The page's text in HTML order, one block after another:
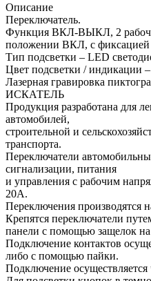
Описание
Переключатель.
Функция ВКЛ-ВЫКЛ, 2
положении ВКЛ, с
Тип подсветки – LED
Цвет подсветки /
Лазерная гравировка
ИСКАТЕЛЬ
Продукция разработана для
автомобилей,
строительной и
транспорта.
Переключатели
сигнализации, питания
и управления с рабочим
20А.
Переключения производятся
Крепятся переключатели
панели с помощью защелок на
Подключение контактов
либо с помощью пайки.
Подключение осуществляется